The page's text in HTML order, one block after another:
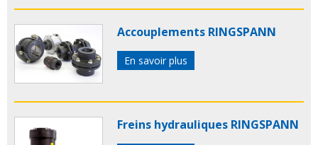
Accouplements RINGSPANN
En savoir plus
Freins hydrauliques RINGSPANN